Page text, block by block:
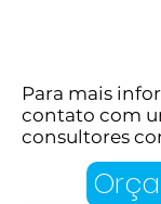
Para
entre em
um de
Para mais
contato com
consultores